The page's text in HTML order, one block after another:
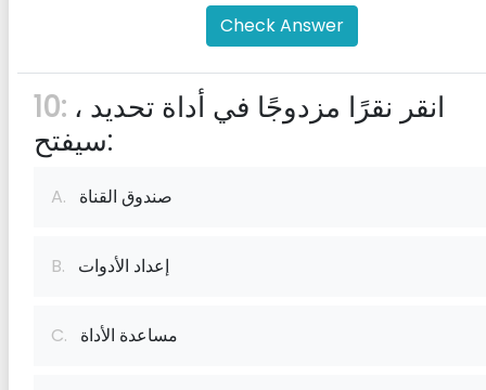
Check Answer
10:
سيفتح:
A. صندوق القناة
B. إعداد الأدوات
C. مساعدة الأداة